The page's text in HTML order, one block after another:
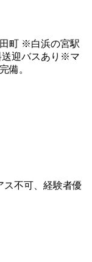
田町 ※白浜の宮駅
送迎バスあり※マ
備。
ス不可、経験者優